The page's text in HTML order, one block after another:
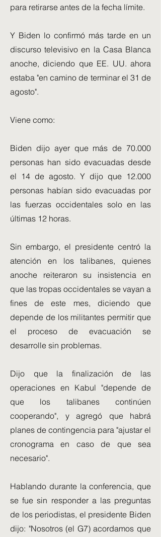
para retirarse antes de la fecha límite.
Y Biden lo confirmó más tarde en un
discurso televisivo en la Casa Blanca
anoche, diciendo que EE. UU. ahora
estaba "en camino de terminar el 31 de
agosto".
Viene como:
Biden dijo ayer que más de 70.000
personas han sido evacuadas desde
el 14 de agosto. Y dijo que 12.000
personas habían sido evacuadas por
las fuerzas occidentales solo en las
últimas 12 horas.
Sin embargo, el presidente centró la
atención en los talibanes, quienes
anoche reiteraron su insistencia en
que las tropas occidentales se vayan a
fines de este mes, diciendo que
depende de los militantes permitir que
el proceso de evacuación se
desarrolle sin problemas.
Dijo que la finalización de las
operaciones en Kabul "depende de
que los talibanes continúen
cooperando", y agregó que habrá
planes de contingencia para "ajustar el
cronograma en caso de que sea
necesario".
Hablando durante la conferencia, que
se fue sin responder a las preguntas
de los periodistas, el presidente Biden
dijo: "Nosotros (el G7) acordamos que